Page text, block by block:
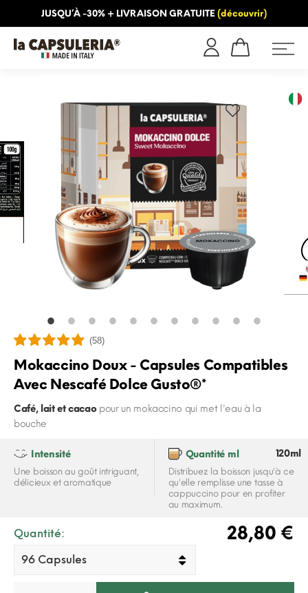
JUSQU’À -30% + LIVRAISON GRATUITE (découvrir)
(58)
Mokaccino Doux - Capsules Compatibles
Avec Nescafé Dolce Gusto®*
Café, lait et cacaopour un mokaccino qui met l'eau à la
bouche
Intensité
Une boisson au goût intriguant,
délicieux et aromatique
Quantité ml 120ml
Distribuez la boisson jusqu'à ce
qu'elle remplisse une tasse à
cappuccino pour en profiter
au maximum.
28,80 €
Quantité: